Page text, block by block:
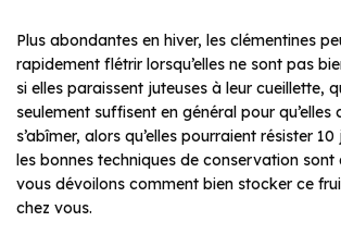
Plus abondantes en hiver, les clémentines
rapidement flétrir lorsqu’elles ne sont pas
si elles paraissent juteuses à leur cueillette,
seulement suffisent en général pour
s’abîmer, alors qu’elles pourraient résister
les bonnes techniques de conservation
vous dévoilons comment bien stocker ce
chez vous.